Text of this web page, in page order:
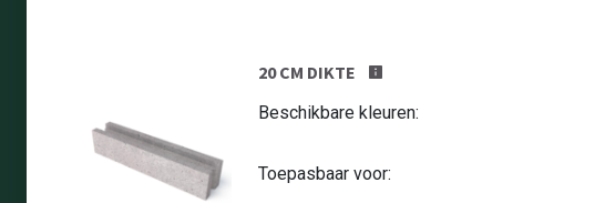
20 CM DIKTE
Beschikbare kleuren:
Toepasbaar voor: